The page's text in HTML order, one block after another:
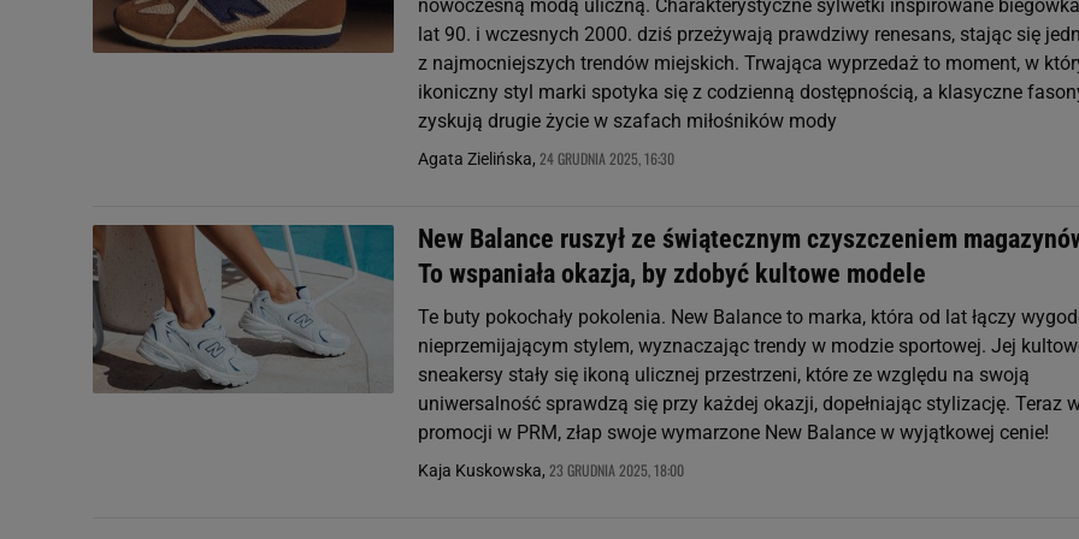
nowoczesną modą uliczną. Charakterystyczne sylwetki inspirowane
lat 90. i wczesnych 2000. dziś przeżywają prawdziwy renesans, stając się
z najmocniejszych trendów miejskich. Trwająca wyprzedaż to moment, w
ikoniczny styl marki spotyka się z codzienną dostępnością, a klasyczne
zyskują drugie życie w szafach miłośników mody
Agata Zielińska, 24 GRUDNIA 2025, 16:30
New Balance ruszył ze świątecznym czyszczeniem
To wspaniała okazja, by zdobyć kultowe modele
Te buty pokochały pokolenia. New Balance to marka, która od lat łączy
nieprzemijającym stylem, wyznaczając trendy w modzie sportowej. Jej
sneakersy stały się ikoną ulicznej przestrzeni, które ze względu na swoją
uniwersalność sprawdzą się przy każdej okazji, dopełniając stylizację. Teraz
promocji w PRM, złap swoje wymarzone New Balance w wyjątkowej cenie!
Kaja Kuskowska, 23 GRUDNIA 2025, 18:00